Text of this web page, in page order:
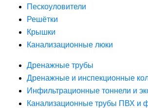
Пескоуловители
Решётки
Крышки
Канализационные люки
Дренажные трубы
Дренажные и инспекционные
Инфильтрационные тоннели и
Канализационные трубы ПВХ и